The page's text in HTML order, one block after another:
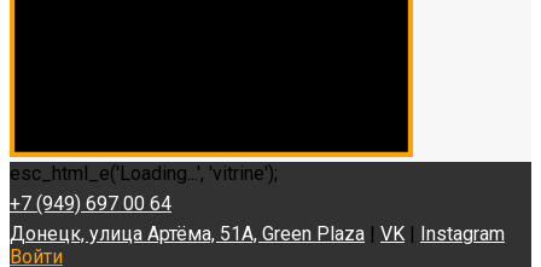
esc_html_e('Loading...', 'vitrine');
+7 (949) 697 00 64
Донецк, улица Артёма, 51А, Green Plaza | VK | Instagram
Войти